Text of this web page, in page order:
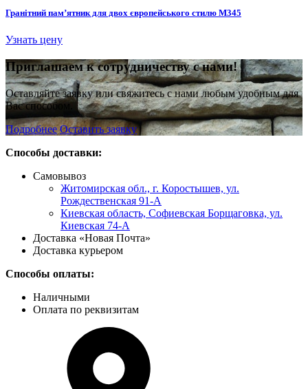
Гранітний пам’ятник для двох європейського стилю М345
Узнать цену
Приглашаем к сотрудничеству с нами!
Оставляйте заявку или свяжитесь с нами любым удобным для
Вас способом.
Подробнее Оставить заявку
Способы доставки:
Самовывоз
Житомирская обл., г. Коростышев, ул.
Рождественская 91-А
Киевская область, Софиевская Борщаговка, ул.
Киевская 74-А
Доставка «Новая Почта»
Доставка курьером
Способы оплаты:
Наличными
Оплата по реквизитам